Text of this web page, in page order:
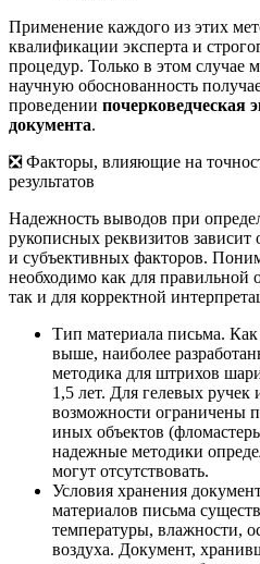
Применение каждого из этих
квалификации эксперта и
процедур. Только в этом случае
научную обоснованность
проведении почерковедческая
документа.
❎ Факторы, влияющие на
результатов
Надежность выводов при
рукописных реквизитов зависит
и субъективных факторов.
необходимо как для правильной
так и для корректной
Тип материала письма.
выше, наиболее
методика для штрихов
1,5 лет. Для гелевых ручек
возможности ограничены
иных объектов
надежные методики
могут отсутствовать.
Условия хранения
материалов письма
температуры, влажности,
воздуха. Документ,